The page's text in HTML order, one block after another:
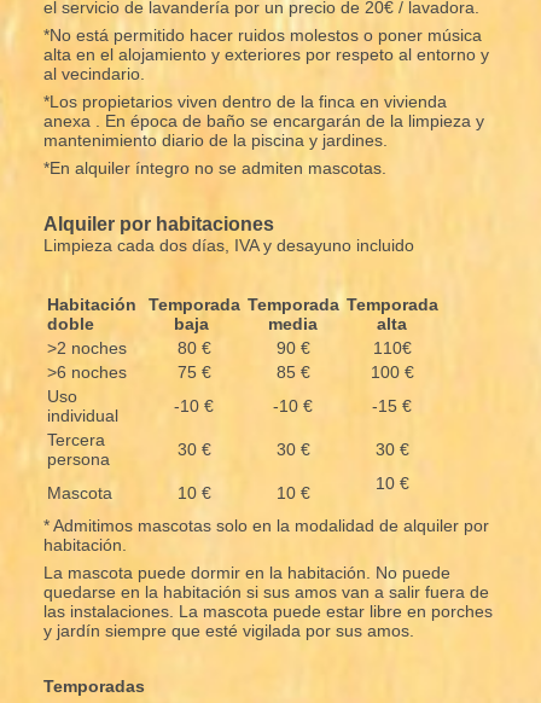
el servicio de lavandería por un precio de 20€ / lavadora.
*No está permitido hacer ruidos molestos o poner música
alta en el alojamiento y exteriores por respeto al entorno y
al vecindario.
*Los propietarios viven dentro de la finca en vivienda
anexa . En época de baño se encargarán de la limpieza y
mantenimiento diario de la piscina y jardines.
*En alquiler íntegro no se admiten mascotas.
Alquiler por habitaciones
Limpieza cada dos días, IVA y desayuno incluido
Habitación
doble
Temporada
baja
Temporada
media
Temporada
alta
>2 noches
80 € 90 €
110€
>6 noches
75 € 85 €
100 €
Uso
individual
-10 € -10 €
-15 €
Tercera
persona
30 € 30 € 30 €
Mascota 10 € 10 € 10 €
* Admitimos mascotas solo en la modalidad de alquiler por
habitación.
La mascota puede dormir en la habitación. No puede
quedarse en la habitación si sus amos van a salir fuera de
las instalaciones. La mascota puede estar libre en porches
y jardín siempre que esté vigilada por sus amos.
Temporadas